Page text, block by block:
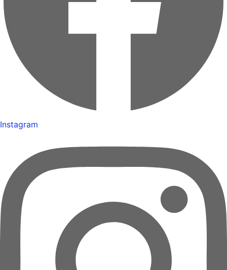
Instagram